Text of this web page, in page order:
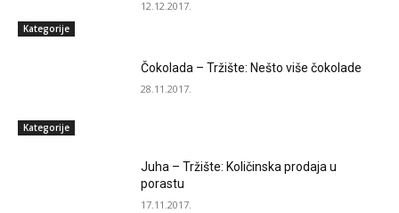
Kategorije
12.12.2017.
Kategorije
Čokolada – Tržište: Nešto više čokolade
28.11.2017.
Juha – Tržište: Količinska prodaja u
porastu
17.11.2017.